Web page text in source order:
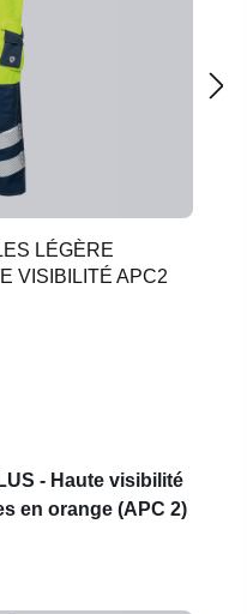
LÉGÈRE
VISIBILITÉ APC2
- Haute visibilité
en orange (APC 2)